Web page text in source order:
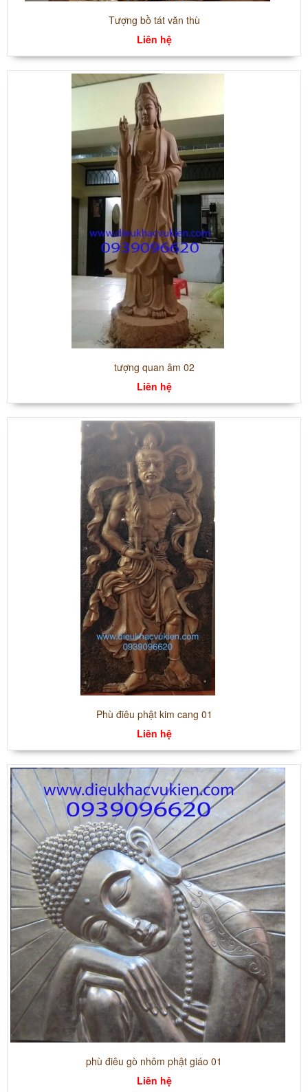
Tượng bồ tát văn thù
Liên hệ
tượng quan âm 02
Liên hệ
Phù điêu phật kim cang 01
Liên hệ
phù điêu gò nhôm phật giáo 01
Liên hệ